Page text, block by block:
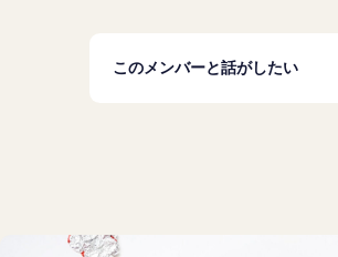
このメンバーと話がしたい